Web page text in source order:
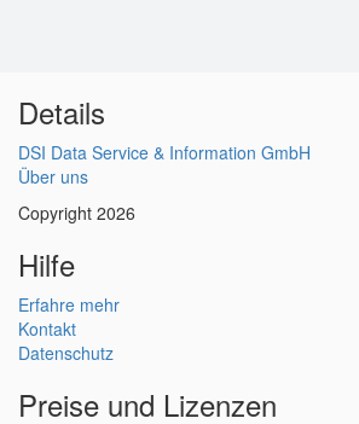
Details
DSI Data Service & Information GmbH
Über uns
Copyright 2026
Hilfe
Erfahre mehr
Kontakt
Datenschutz
Preise und Lizenzen